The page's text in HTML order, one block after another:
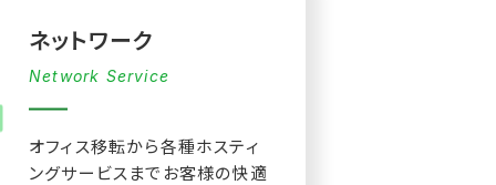
ネットワーク
Network Service
オフィス移転から各種ホスティ
ングサービスまでお客様の快適